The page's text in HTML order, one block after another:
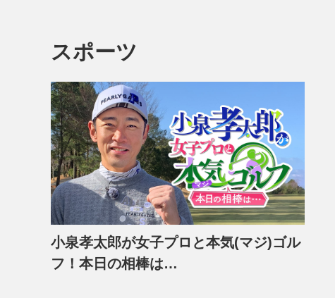
スポーツ
小泉孝太郎が女子プロと本気(マジ)ゴル
フ！本日の相棒は…